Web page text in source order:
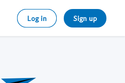
Log in Sign up